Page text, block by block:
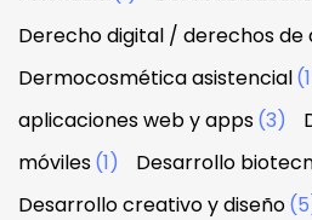
Derecho digital / derechos de
Dermocosmética asistencial
aplicaciones web y apps(3)
móviles(1) Desarrollo
Desarrollo creativo y diseño